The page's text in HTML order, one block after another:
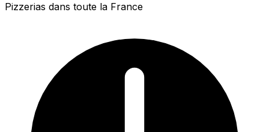
Pizzerias dans toute la France